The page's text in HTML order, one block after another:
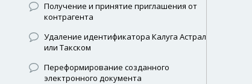
Получение и принятие приглашения от
контрагента
Удаление идентификатора Калуга Астрал
или Такском
Переформирование созданного
электронного документа